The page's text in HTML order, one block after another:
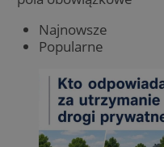
Najnowsze
Popularne